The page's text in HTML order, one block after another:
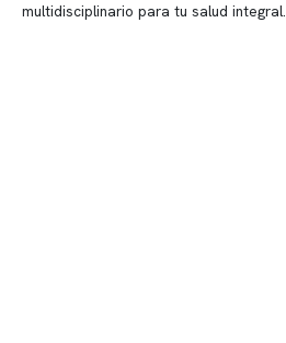
multidisciplinario para tu salud integral.